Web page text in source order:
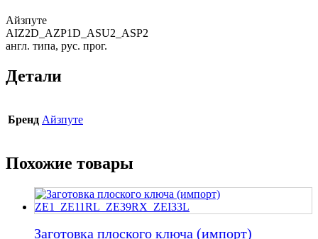
Айзпуте
AIZ2D_AZP1D_ASU2_ASP2
англ. типа, рус. прог.
Детали
Бренд Айзпуте
Похожие товары
Заготовка плоского ключа (импорт)